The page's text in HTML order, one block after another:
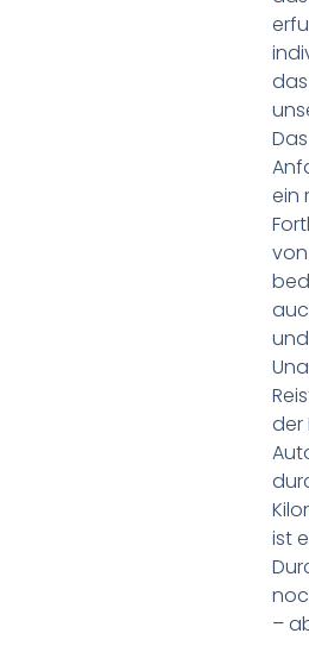
ein
von
der
ist
–